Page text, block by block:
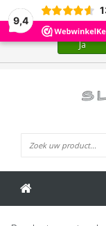
9,4Wij slaan cookies op
Ja